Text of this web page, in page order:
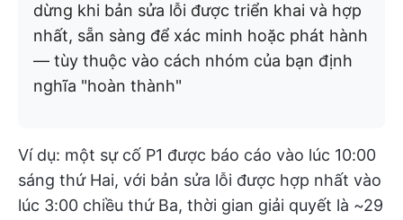
dừng khi bản sửa lỗi được triển khai và hợp
nhất, sẵn sàng để xác minh hoặc phát hành
— tùy thuộc vào cách nhóm của bạn định
nghĩa "hoàn thành"
Ví dụ: một sự cố P1 được báo cáo vào lúc 10:00
sáng thứ Hai, với bản sửa lỗi được hợp nhất vào
lúc 3:00 chiều thứ Ba, thời gian giải quyết là ~29